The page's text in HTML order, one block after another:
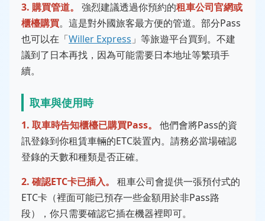
3. 購買管道。
強烈建議透過你預約的租車公司官網或
櫃檯購買。這是對外國旅客最方便的管道。部分Pass
也可以在「Willer Express 」等旅遊平台買到。不建
議到了日本再找，因為可能需要日本地址等繁瑣手
續。
取車與使用時
1. 取車時告知櫃檯已購買Pass。
他們會將Pass的資
訊登錄到你租賃車輛的ETC裝置內。請務必當場確認
登錄的天數和種類是否正確。
2. 確認ETC卡已插入。
租車公司會提供一張預付式的
ETC卡（裡面可能已預存一些金額用於非Pass路
段），你只需要確認它插在機器裡即可。